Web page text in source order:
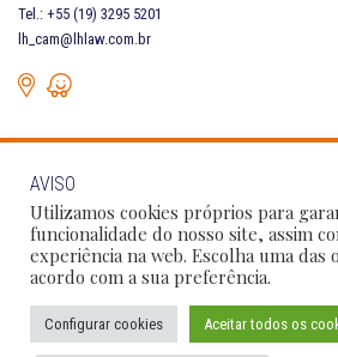
Tel.: +55 (19) 3295 5201
lh_cam@lhlaw.com.br
FALE CONOSCO
Siga as nossas redes sociais:
Política de Privacidade Condições de Uso
AVISO
Utilizamos cookies próprios para
funcionalidade do nosso site, assim
experiência na web. Escolha uma das
acordo com a sua preferência.
Configurar cookies Aceitar todos os